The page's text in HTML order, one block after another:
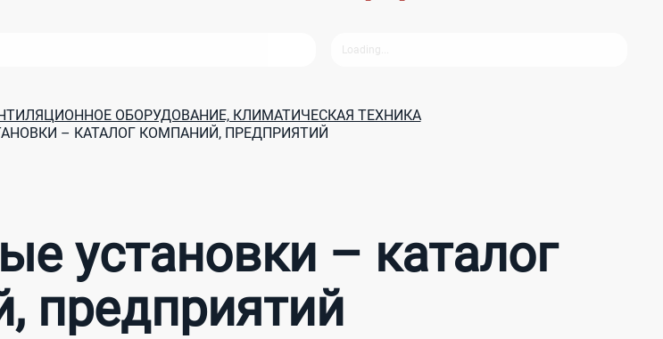
ОБОРУДОВАНИЕ, КЛИМАТИЧЕСКАЯ ТЕХНИКА
– КАТАЛОГ КОМПАНИЙ, ПРЕДПРИЯТИЙ
установки – каталог
предприятий